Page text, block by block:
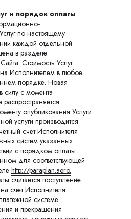
и порядок оплаты
по настоящему
каждой отдельной
в разделе
Сайта. Стоимость Услуг
Исполнителем в любое
порядке. Новая
силу с момента
опубликования Услуги.
услуги производится
счет Исполнителя
систем указанных
с порядком оплаты
для соответствующей
http://paraplan.aero.
считается поступление
счет Исполнителя
системе.
и прекращения